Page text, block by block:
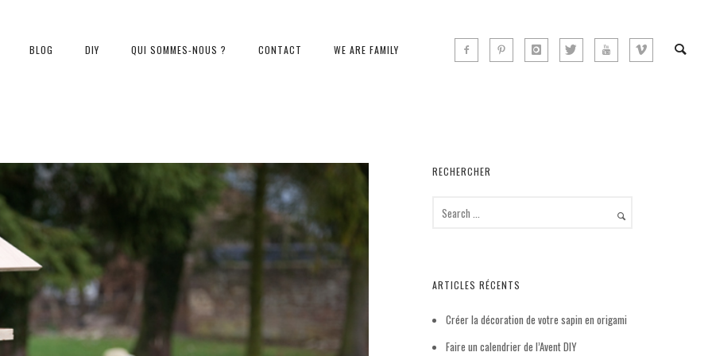
BLOG DIY QUI SOMMES-NOUS ? CONTACT WE ARE FAMILY
RECHERCHER
ARTICLES RÉCENTS
Créer la décoration de votre sapin en origami
Faire un calendrier de l’Avent DIY